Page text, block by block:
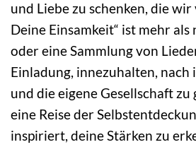
und Liebe zu schenken, die
Deine Einsamkeit“ ist mehr
oder eine Sammlung von
Einladung, innezuhalten, nach
und die eigene Gesellschaft zu
eine Reise der
inspiriert, deine Stärken zu